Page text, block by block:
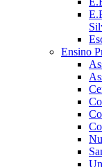
Ensino